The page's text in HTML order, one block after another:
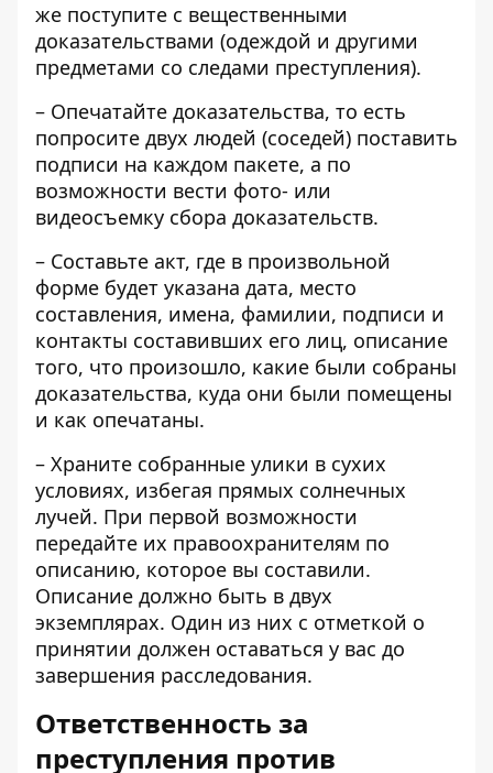
же поступите с вещественными
доказательствами (одеждой и другими
предметами со следами преступления).
– Опечатайте доказательства, то есть
попросите двух людей (соседей) поставить
подписи на каждом пакете, а по
возможности вести фото- или
видеосъемку сбора доказательств.
– Составьте акт, где в произвольной
форме будет указана дата, место
составления, имена, фамилии, подписи и
контакты составивших его лиц, описание
того, что произошло, какие были собраны
доказательства, куда они были помещены
и как опечатаны.
– Храните собранные улики в сухих
условиях, избегая прямых солнечных
лучей. При первой возможности
передайте их правоохранителям по
описанию, которое вы составили.
Описание должно быть в двух
экземплярах. Один из них с отметкой о
принятии должен оставаться у вас до
завершения расследования.
Ответственность за
преступления против